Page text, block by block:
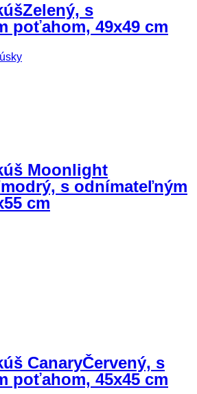
Zelený, s
poťahom, 49x49 cm
Moonlight
s odnímateľným
cm
CanaryČervený, s
poťahom, 45x45 cm